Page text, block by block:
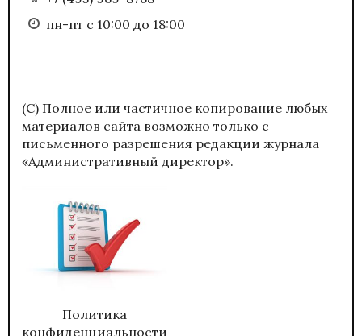
пн-пт с 10:00 до 18:00
(С) Полное или частичное копирование любых
материалов сайта возможно только с
письменного разрешения редакции журнала
«Административный директор».
Политика
конфиденциальности